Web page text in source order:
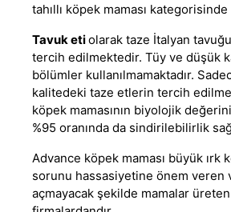
tahıllı köpek maması kategorisinde
Tavuk etiolarak taze İtalyan
tercih edilmektedir. Tüy ve düşük
bölümler kullanılmamaktadır.
kalitedeki taze etlerin tercih
köpek mamasının biyolojik değerini
%95 oranında da sindirilebilirlik
Advance köpek maması büyük ırk
sorunu hassasiyetine önem veren
açmayacak şekilde mamalar